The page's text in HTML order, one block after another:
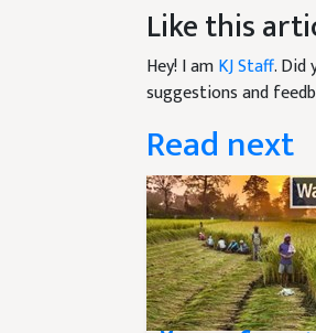
Like this
Hey! I amKJ Staff. Did
suggestions and
Read next